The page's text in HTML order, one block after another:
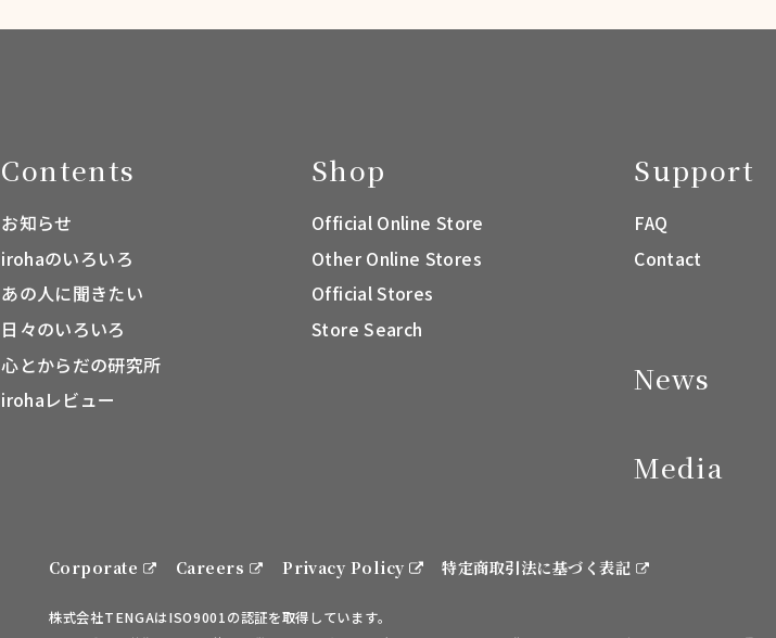
Contents
お知らせ
irohaのいろいろ
あの人に聞きたい
日々のいろいろ
心とからだの研究所
irohaレビュー
Shop
Official Online Store
Other Online Stores
Official Stores
Store Search
Support
FAQ
Contact
News
Media
Corporate Careers Privacy Policy 特定商取引法に基づく表記
株式会社TENGAはISO9001の認証を取得しています。